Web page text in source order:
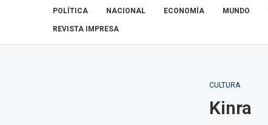
POLÍTICA NACIONAL ECONOMÍA MUNDO
REVISTA IMPRESA
CULTURA
Kinra